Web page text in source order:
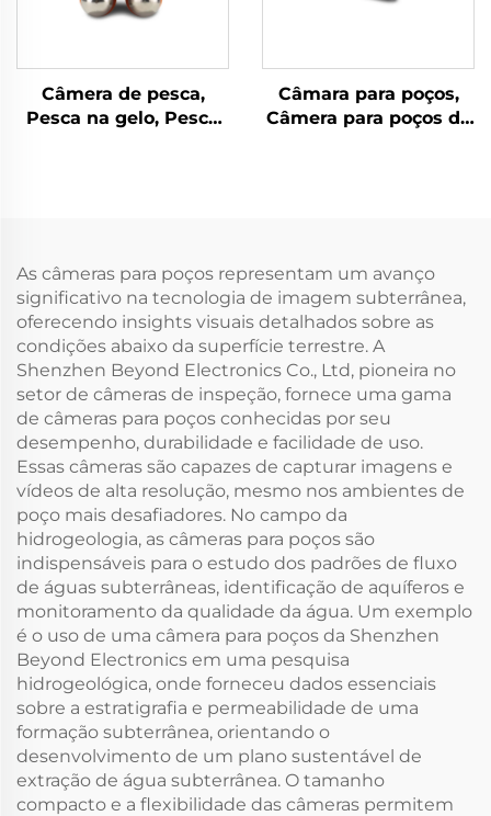
Câmera de pesca,
Pesca na gelo, Pesca
Câmara para poços,
Câmera para poços de
As câmeras para poços representam um avanço
significativo na tecnologia de imagem subterrânea,
oferecendo insights visuais detalhados sobre as
condições abaixo da superfície terrestre. A
Shenzhen Beyond Electronics Co., Ltd, pioneira no
setor de câmeras de inspeção, fornece uma gama
de câmeras para poços conhecidas por seu
desempenho, durabilidade e facilidade de uso.
Essas câmeras são capazes de capturar imagens e
vídeos de alta resolução, mesmo nos ambientes de
poço mais desafiadores. No campo da
hidrogeologia, as câmeras para poços são
indispensáveis para o estudo dos padrões de fluxo
de águas subterrâneas, identificação de aquíferos e
monitoramento da qualidade da água. Um exemplo
é o uso de uma câmera para poços da Shenzhen
Beyond Electronics em uma pesquisa
hidrogeológica, onde forneceu dados essenciais
sobre a estratigrafia e permeabilidade de uma
formação subterrânea, orientando o
desenvolvimento de um plano sustentável de
extração de água subterrânea. O tamanho
compacto e a flexibilidade das câmeras permitem